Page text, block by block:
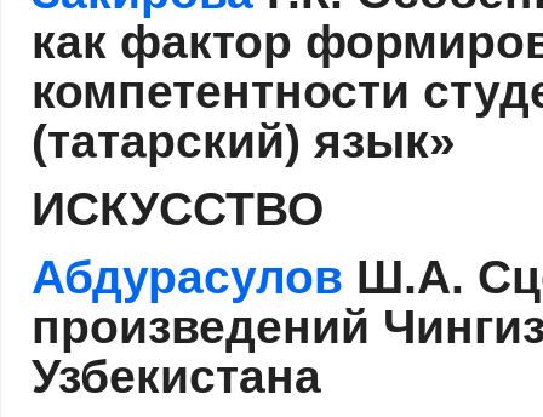
как фактор
компетентности
(татарский) язык»
ИСКУССТВО
Абдурасулов Ш.А.
произведений
Узбекистана